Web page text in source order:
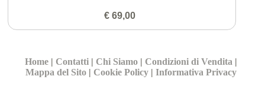
€ 69,00
Home | Contatti | Chi Siamo | Condizioni di Vendita |
Mappa del Sito | Cookie Policy |Informativa Privacy